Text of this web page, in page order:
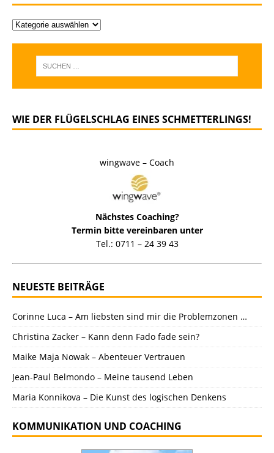
WIE DER FLÜGELSCHLAG EINES SCHMETTERLINGS!
wingwave – Coach
Nächstes Coaching?
Termin bitte vereinbaren unter
Tel.: 0711 – 24 39 43
NEUESTE BEITRÄGE
Corinne Luca – Am liebsten sind mir die Problemzonen …
Christina Zacker – Kann denn Fado fade sein?
Maike Maja Nowak – Abenteuer Vertrauen
Jean-Paul Belmondo – Meine tausend Leben
Maria Konnikova – Die Kunst des logischen Denkens
KOMMUNIKATION UND COACHING